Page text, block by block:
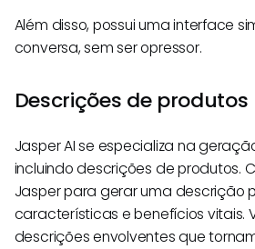
Além disso, possui uma interface
conversa, sem ser opressor.
Descrições de produtos
Jasper AI se especializa na
incluindo descrições de produtos.
Jasper para gerar uma descrição
características e benefícios vitais.
descrições envolventes que